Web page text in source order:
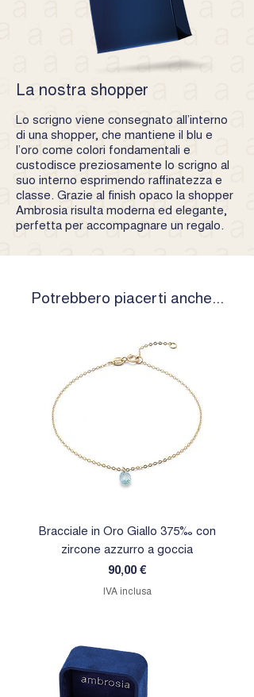
La nostra shopper
Lo scrigno viene consegnato all’interno
di una shopper, che mantiene il blu e
l’oro come colori fondamentali e
custodisce preziosamente lo scrigno al
suo interno esprimendo raffinatezza e
classe. Grazie al finish opaco la shopper
Ambrosia risulta moderna ed elegante,
perfetta per accompagnare un regalo.
Potrebbero piacerti anche...
Bracciale in Oro Giallo 375‰ con
zircone azzurro a goccia
Prezzo
90,00 €
IVA inclusa